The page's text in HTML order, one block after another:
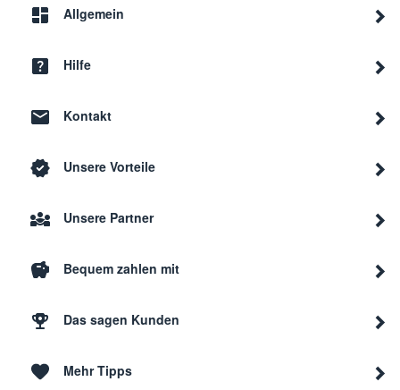
Allgemein
Hilfe
Kontakt
Unsere Vorteile
Unsere Partner
Bequem zahlen mit
Das sagen Kunden
Mehr Tipps